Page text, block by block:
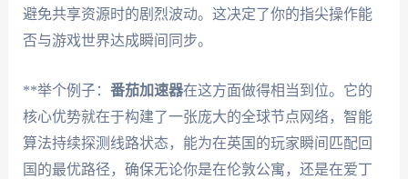
避免共享资源时的剧烈波动。这决定了你的指尖操作能
否与游戏世界达成瞬间同步。
**举个例子： 番茄加速器在这方面做得相当到位。它的
核心优势就在于构建了一张庞大的全球节点网络，智能
算法持续探测线路状态，能为在英国的玩家瞬间匹配回
国的最优路径，确保无论你是在伦敦公寓，还是在爱丁